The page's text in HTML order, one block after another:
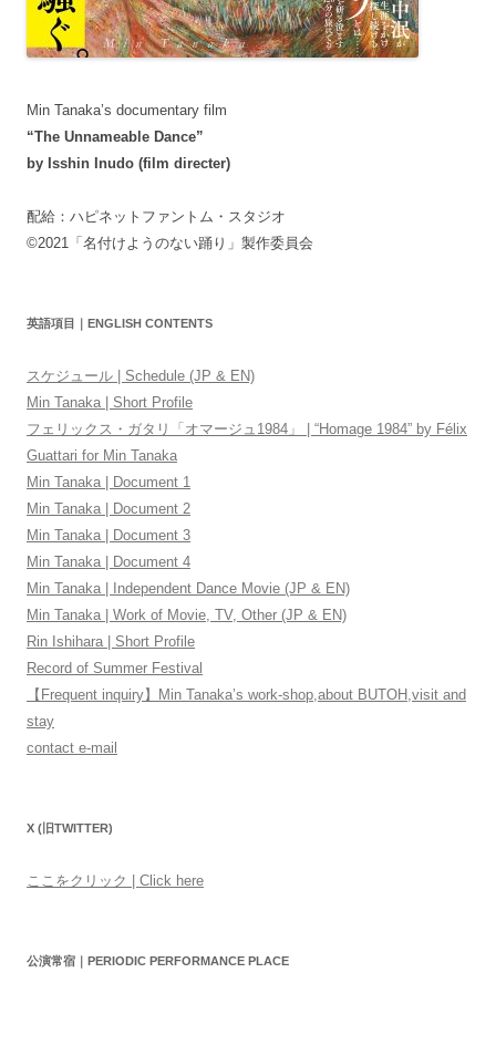
Min Tanaka’s documentary film
“The Unnameable Dance”
by Isshin Inudo (film directer)
配給：ハピネットファントム・スタジオ
©2021「名付けようのない踊り」製作委員会
英語項目｜ENGLISH CONTENTS
スケジュール | Schedule (JP & EN)
Min Tanaka | Short Profile
フェリックス・ガタリ「オマージュ1984」 | “Homage 1984” by Félix
Guattari for Min Tanaka
Min Tanaka | Document 1
Min Tanaka | Document 2
Min Tanaka | Document 3
Min Tanaka | Document 4
Min Tanaka | Independent Dance Movie (JP & EN)
Min Tanaka | Work of Movie, TV, Other (JP & EN)
Rin Ishihara | Short Profile
Record of Summer Festival
【Frequent inquiry】Min Tanaka’s work-shop,about BUTOH,visit and
stay
contact e-mail
X (旧TWITTER)
ここをクリック | Click here
公演常宿｜PERIODIC PERFORMANCE PLACE